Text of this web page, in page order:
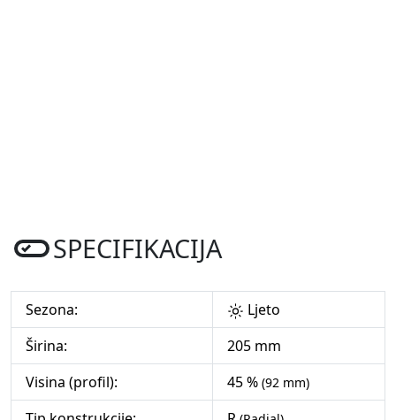
SPECIFIKACIJA
Sezona:
Ljeto
Širina:
205 mm
Visina (profil):
45 % (92 mm)